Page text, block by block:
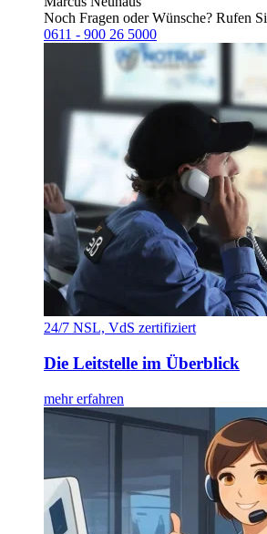
Noch Fragen oder Wünsche? Rufen
0611 - 900 26 5000
24/7 NSL, VdS zertifiziert
Die Leitstelle im Überblick
mehr erfahren